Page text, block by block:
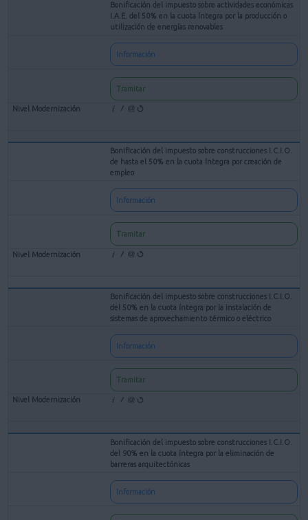
Bonificación del impuesto sobre actividades económicas
I.A.E. del 50% en la cuota íntegra por la producción o
utilización de energías renovables
Información
Tramitar
Bonificación del impuesto sobre construcciones I.C.I.O.
de hasta el 50% en la cuota íntegra por creación de
empleo
Información
Tramitar
Bonificación del impuesto sobre construcciones I.C.I.O.
del 50% en la cuota íntegra por la instalación de
sistemas de aprovechamiento térmico o eléctrico
Información
Tramitar
Bonificación del impuesto sobre construcciones I.C.I.O.
del 90% en la cuota íntegra por la eliminación de
barreras arquitectónicas
Información